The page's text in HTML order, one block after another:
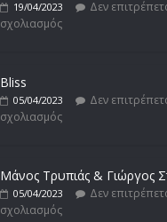
19/04/2023
Δεν
σχολιασμός
Bliss
05/04/2023
Δεν
σχολιασμός
Μάνος Τρυπιάς & Γιώργος
05/04/2023
Δεν
σχολιασμός